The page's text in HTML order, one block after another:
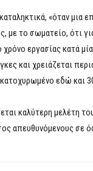
«όταν μια
με το σωματείο, ότι
χρόνο εργασίας κατά
και χρειάζεται
εδώ και
καλύτερη μελέτη
απευθυνόμενους σε